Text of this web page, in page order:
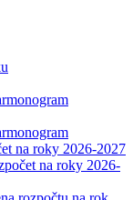
na roky 2026-2027
na roky 2026-